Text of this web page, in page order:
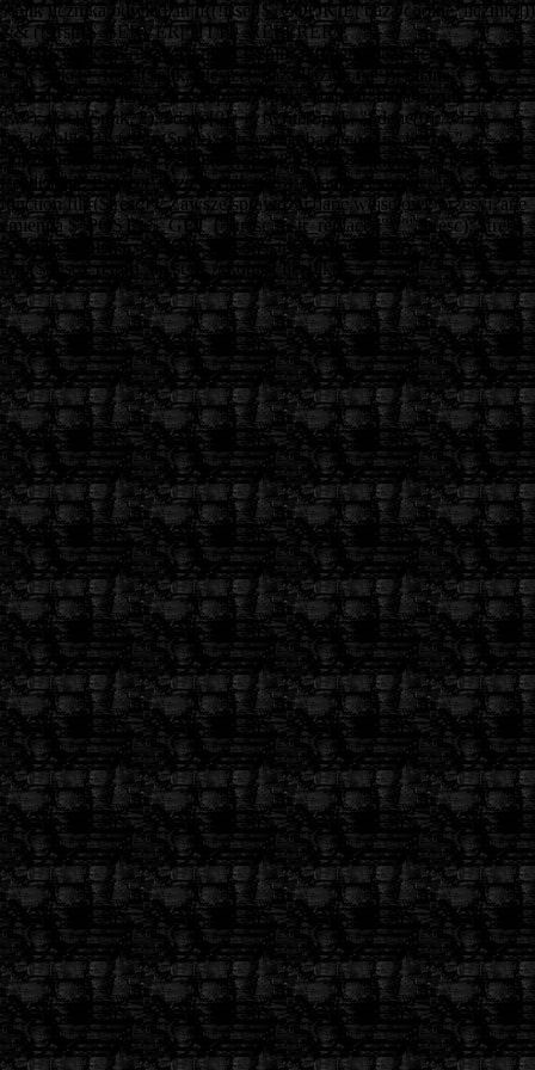
// plik licznika odwiedzin if((!isset($_COOKIE['baza/cookie_licznik']))
&& (!strstr($_SERVER['HTTP_REFERER'],
'http://www.ospkruszwica.pl'))) { $plik = fopen("baza/licznik.txt",
"r"); $tekst = fread($plik, filesize("baza/licznik.txt")); $dane =
explode(";", $tekst); fclose($plik); $plik = fopen("baza/licznik.txt",
"w"); flock($plik, 2); $dane[0]++; fwrite($plik, "$dane[0];", 15);
flock($plik, 3); fclose($plik); setcookie("baza/cookie_licznik",
"zliczono", 0); } else { $plik = fopen("baza/licznik.txt", "r"); $tekst =
fread($plik, filesize("baza/licznik.txt")); $dane = explode(";", $tekst); }
function filtr($tresc) // Zawsze sprawdzaj dane wejściowe przesyi?ane
zmienna $_POST i $_GET { $tresc = str_replace('"','"',$tresc); $tresc
= htmlspecialchars($tresc); $tresc = stripslashes($tresc); $tresc =
trim($tresc); return $tresc; } // koniec licznika
===============